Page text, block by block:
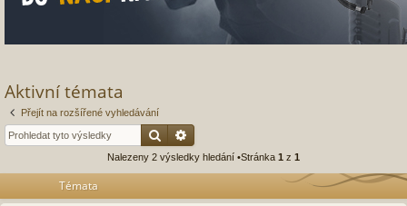
Aktivní témata
Přejít na rozšířené vyhledávání
Hledat
Nalezeny 2 výsledky hledání •Stránka 1 z 1
Témata